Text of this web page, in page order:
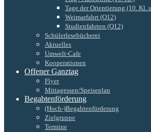
Tage der Orientierung (10. Kl.
Weimarfahrt (Q12)
Studienfahrten (Q12)
Schülerlesebücherei
Aktuelles
Umwelt-Cafe
Kooperationen
Offener Ganztag
Flyer
Mittagessen/Speiseplan
Begabtenförderung
(Hoch-)Begabtenförderung
Zielgruppe
Termine